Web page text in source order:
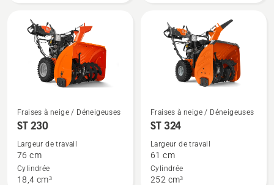
Voir
plus
détails
sur
ST 230
Fraises à neige / Déneigeuses
ST 230
Largeur de travail
76 cm
Cylindrée
18,4 cm³
Voir
plus
détails
sur
ST 324
Fraises à neige / Déneigeuses
ST 324
Largeur de travail
61 cm
Cylindrée
252 cm³